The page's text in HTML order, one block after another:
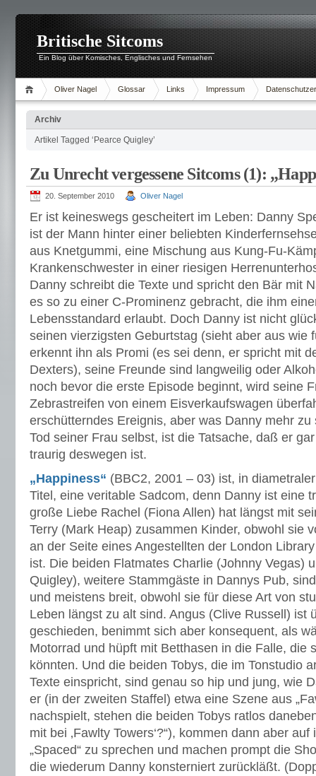
Britische Sitcoms
Ein Blog über Komisches, Englisches und Fernsehen
Oliver Nagel Glossar Links Impressum
Archiv
Artikel Tagged ‘Pearce Quigley’
Zu Unrecht vergessene Sitcoms (1):
20. September 2010 Oliver Nagel
Er ist keineswegs gescheitert im Leben: Danny
ist der Mann hinter einer beliebten
aus Knetgummi, eine Mischung aus Kung-Fu-
Krankenschwester in einer riesigen
Danny schreibt die Texte und spricht den Bär mit
es so zu einer C-Prominenz gebracht, die ihm
Lebensstandard erlaubt. Doch Danny ist nicht
seinen vierzigsten Geburtstag (sieht aber aus wie
erkennt ihn als Promi (es sei denn, er spricht mit
Dexters), seine Freunde sind langweilig oder
noch bevor die erste Episode beginnt, wird seine
Zebrastreifen von einem Eisverkaufswagen
erschütterndes Ereignis, aber was Danny mehr
Tod seiner Frau selbst, ist die Tatsache, daß er
traurig deswegen ist.
„Happiness“ (BBC2, 2001 – 03) ist, in
Titel, eine veritable Sadcom, denn Danny ist eine
große Liebe Rachel (Fiona Allen) hat längst mit
Terry (Mark Heap) zusammen Kinder, obwohl sie
an der Seite eines Angestellten der London
ist. Die beiden Flatmates Charlie (Johnny Vegas)
Quigley), weitere Stammgäste in Dannys Pub,
und meistens breit, obwohl sie für diese Art von
Leben längst zu alt sind. Angus (Clive Russell) ist
geschieden, benimmt sich aber konsequent, als
Motorrad und hüpft mit Betthasen in die Falle, die
könnten. Und die beiden Tobys, die im Tonstudio
Texte einspricht, sind genau so hip und jung, wie
er (in der zweiten Staffel) etwa eine Szene aus
nachspielt, stehen die beiden Tobys ratlos
mit bei ‚Fawlty Towers‘?“), kommen dann aber
„Spaced“ zu sprechen und machen prompt die
die wiederum Danny konsterniert zurückläßt.